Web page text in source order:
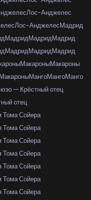
Лос-Анджелес
Лос-АнджелесМадрид
МадридМадридМадрид
МадридМадридМадрид
МакароныМакароны
МакароныМангоМангоМанго
— Крёстный отец
отец
Тома Сойера
Тома Сойера
Тома Сойера
Тома Сойера
Тома Сойера
Тома Сойера
Тома Сойера